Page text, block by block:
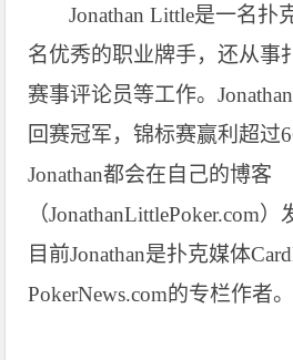
Jonathan Little是一名扑
名优秀的职业牌手，还从事
赛事评论员等工作。
回赛冠军，锦标赛赢利超过
Jonathan都会在自己的博客
（JonathanLittlePoker.com
目前Jonathan是扑克媒体
PokerNews.com的专栏作者。